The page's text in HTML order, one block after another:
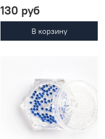
130 руб
В корзину